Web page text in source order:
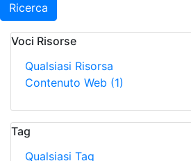
Ricerca
Voci Risorse
Qualsiasi Risorsa
Contenuto Web (1)
Tag
Qualsiasi Tag